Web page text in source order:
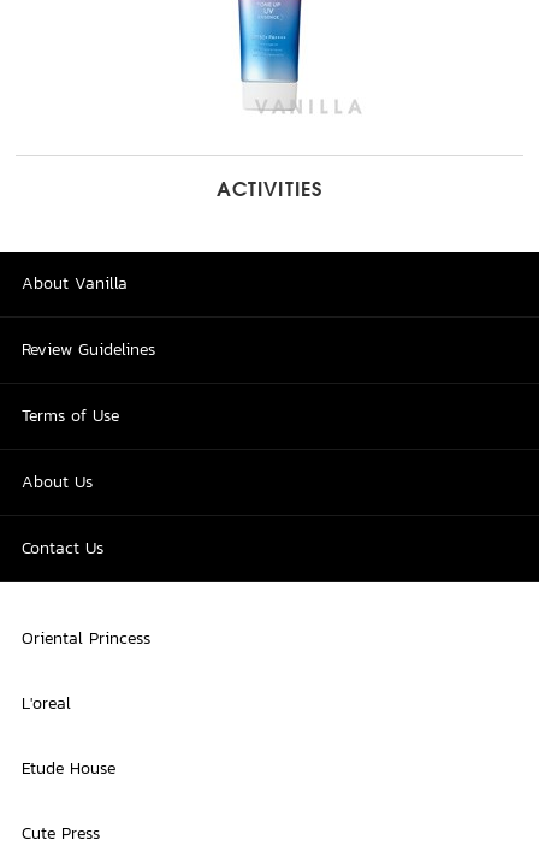
ACTIVITIES
About Vanilla
Review Guidelines
Terms of Use
About Us
Contact Us
Oriental Princess
L'oreal
Etude House
Cute Press